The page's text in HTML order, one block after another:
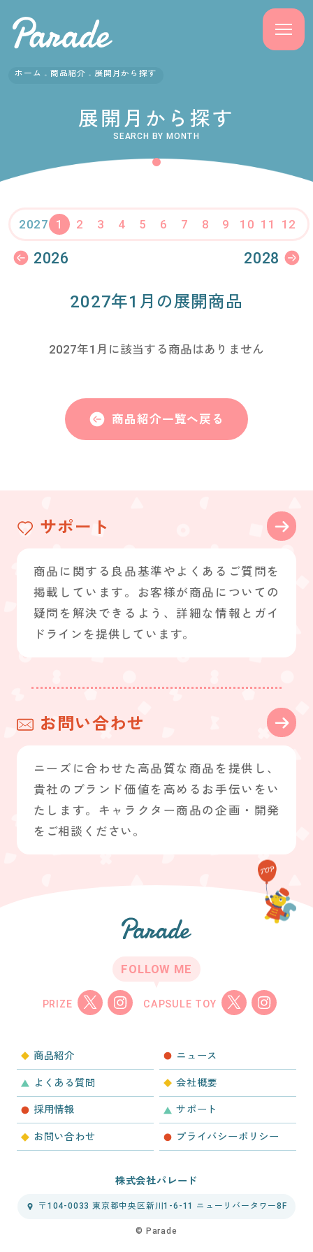
ニュース
よくある質問
PRIZE 公式 Instagram
ホーム 商品紹介 展開月から探す
展開月から探す
SEARCH BY MONTH
2026
2027 1 2 3 4 5 6 7 8 9 10 11 12
2028
2027年1月の展開商品
2027年1月に該当する商品はありません
商品紹介一覧へ戻る
サポート
商品に関する良品基準やよくあるご質問を
掲載しています。お客様が商品についての
疑問を解決できるよう、詳細な情報とガイ
ドラインを提供しています。
お問い合わせ
ニーズに合わせた高品質な商品を提供し、
貴社のブランド価値を高めるお手伝いをい
たします。キャラクター商品の企画・開発
をご相談ください。
FOLLOW ME
PRIZE CAPSULE TOY
商品紹介 ニュース
よくある質問 会社概要
採用情報 サポート
お問い合わせ プライバシーポリシー
株式会社パレード
〒104-0033 東京都中央区新川1-6-11 ニューリバータワー8F
©︎ Parade